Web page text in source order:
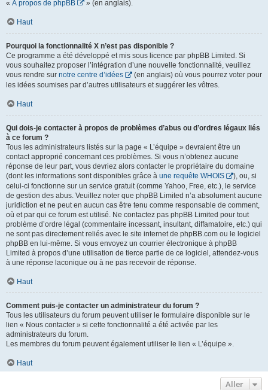
« À propos de phpBB » (en anglais).
Haut
Pourquoi la fonctionnalité X n’est pas disponible ?
Ce programme a été développé et mis sous licence par phpBB Limited. Si
vous souhaitez proposer l’intégration d’une nouvelle fonctionnalité, veuillez
vous rendre sur notre centre d’idées
(en anglais) où vous pourrez voter pour
les idées soumises par d’autres utilisateurs et suggérer les vôtres.
Haut
Qui dois-je contacter à propos de problèmes d’abus ou d’ordres légaux liés
à ce forum ?
Tous les administrateurs listés sur la page « L’équipe » devraient être un
contact approprié concernant ces problèmes. Si vous n’obtenez aucune
réponse de leur part, vous devriez alors contacter le propriétaire du domaine
(dont les informations sont disponibles grâce à une requête WHOIS
), ou, si
celui-ci fonctionne sur un service gratuit (comme Yahoo, Free, etc.), le service
de gestion des abus. Veuillez noter que phpBB Limited n’a absolument aucune
juridiction et ne peut en aucun cas être tenu comme responsable de comment,
où et par qui ce forum est utilisé. Ne contactez pas phpBB Limited pour tout
problème d’ordre légal (commentaire incessant, insultant, diffamatoire, etc.) qui
ne sont pas directement reliés avec le site internet de phpBB.com ou le logiciel
phpBB en lui-même. Si vous envoyez un courrier électronique à phpBB
Limited à propos d’une utilisation de tierce partie de ce logiciel, attendez-vous
à une réponse laconique ou à ne pas recevoir de réponse.
Haut
Comment puis-je contacter un administrateur du forum ?
Tous les utilisateurs du forum peuvent utiliser le formulaire disponible sur le
lien « Nous contacter » si cette fonctionnalité a été activée par les
administrateurs du forum.
Les membres du forum peuvent également utiliser le lien « L’équipe ».
Haut
Aller